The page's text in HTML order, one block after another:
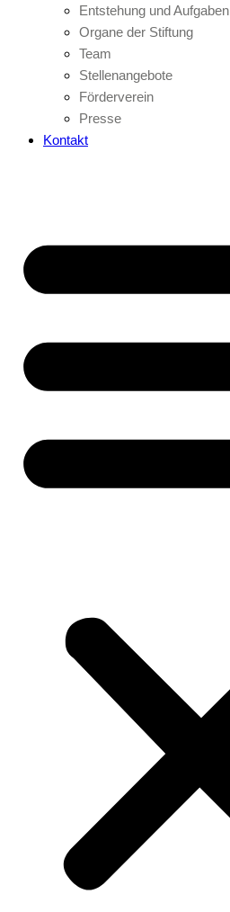
Entstehung und Aufgaben
Organe der Stiftung
Team
Stellenangebote
Förderverein
Presse
Kontakt